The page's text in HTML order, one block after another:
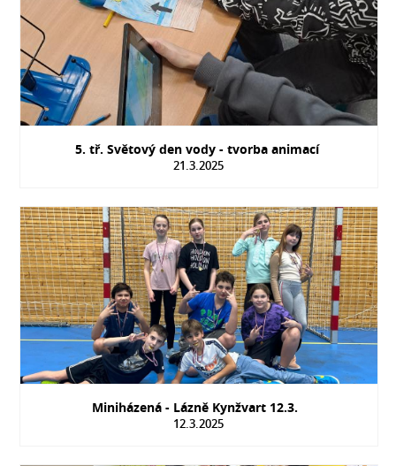
5. tř. Světový den vody - tvorba animací
21.3.2025
Miniházená - Lázně Kynžvart 12.3.
12.3.2025